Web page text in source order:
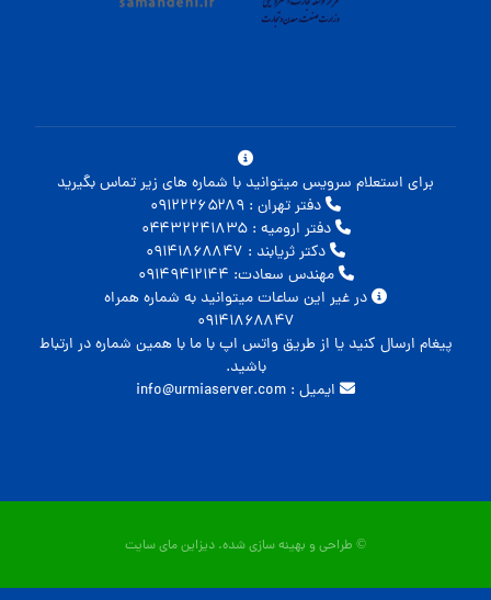
برای استعلام سرویس میتوانید با شماره های زیر تماس بگیرید
دفتر تهران : ۰۹۱۲۲۲۶۵۲۸۹
دفتر ارومیه : ۰۴۴۳۲۲۴۱۸۳۵
دکتر ثریابند : ۰۹۱۴۱۸۶۸۸۴۷
مهندس سعادت: ۰۹۱۴۹۴۱۲۱۴۴
در غیر این ساعات میتوانید به شماره همراه
۰۹۱۴۱۸۶۸۸۴۷
پیغام ارسال کنید یا از طریق واتس اپ با ما با همین شماره در ارتباط
باشید.
ایمیل : info@urmiaserver.com
© طراحی و بهینه سازی شده. دیزاین مای سایت